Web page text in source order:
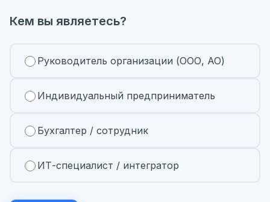
Кем вы являетесь?
Руководитель организации (ООО, АО)
Индивидуальный предприниматель
Бухгалтер / сотрудник
ИТ-специалист / интегратор